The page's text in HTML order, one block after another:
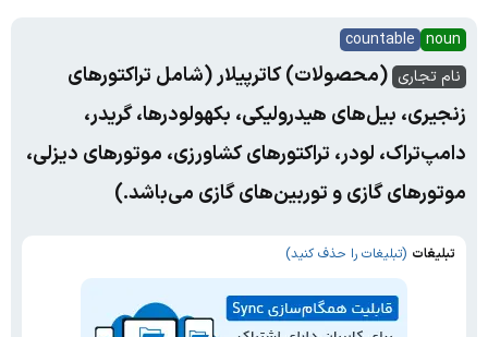
noun
countable
نام تجاری (محصولات) کاترپیلار (شامل تراکتورهای
زنجیری، بیل‌های هیدرولیکی، بکهولودرها، گریدر،
دامپ‌تراک، لودر، تراکتورهای کشاورزی، موتورهای دیزلی،
موتورهای گازی و توربین‌های گازی می‌باشد.)
تبلیغات (تبلیغات را حذف کنید)